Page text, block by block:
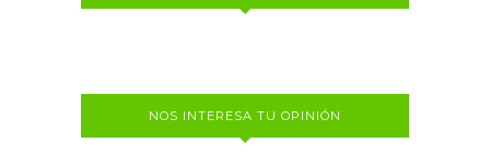
NOS INTERESA TU OPINIÓN